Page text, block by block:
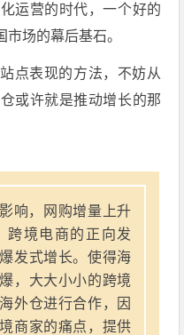
运营的时代，一个好的
场的幕后基石。
点表现的方法，不妨从
或许就是推动增长的那
响，网购增量上升
跨境电商的正向发
发式增长。使得海
，大大小小的跨境
外仓进行合作，因
商家的痛点，提供